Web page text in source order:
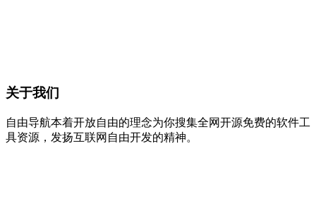
关于我们
自由导航本着开放自由的理念为你搜集全网开源免费的软件工
具资源，发扬互联网自由开发的精神。